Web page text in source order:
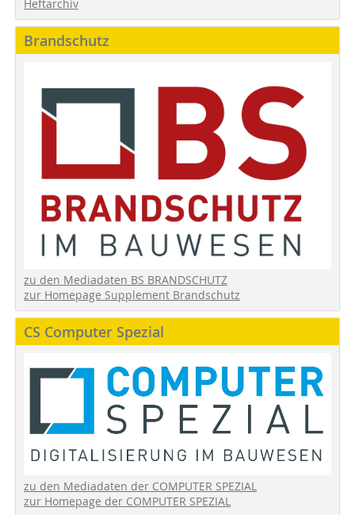
Heftarchiv
Brandschutz
zu den Mediadaten BS BRANDSCHUTZ
zur Homepage Supplement Brandschutz
CS Computer Spezial
zu den Mediadaten der COMPUTER SPEZIAL
zur Homepage der COMPUTER SPEZIAL